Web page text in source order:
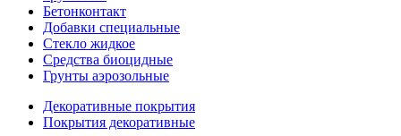
Бетонконтакт
Добавки специальные
Стекло жидкое
Средства биоцидные
Грунты аэрозольные
Декоративные покрытия
Покрытия декоративные